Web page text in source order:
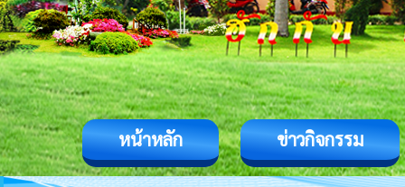
หน้าหลัก ข่าวกิจกรรม